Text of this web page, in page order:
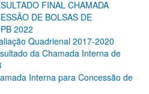
FINAL CHAMADA
DE BOLSAS DE
2022
Quadrienal 2017-2020
da Chamada Interna de
Interna para Concessão de